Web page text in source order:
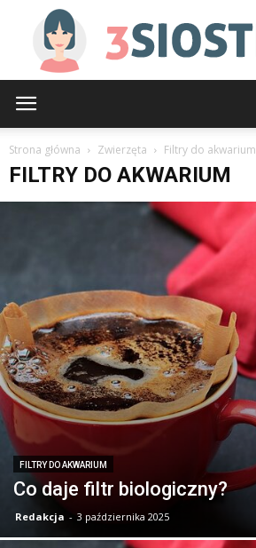
Strona główna Zwierzęta Filtry do akwarium
FILTRY DO AKWARIUM
FILTRY DO AKWARIUM
Co daje filtr biologiczny?
Redakcja - 3 października 2025